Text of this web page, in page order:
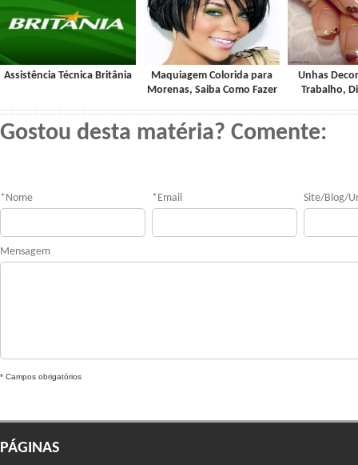
Assistência Técnica Britânia
Maquiagem Colorida para
Morenas, Saiba Como Fazer
Unhas
Trabalho,
Gostou desta matéria? Comente:
* Nome * Email Site/Blog/
Mensagem
* Campos obrigatórios
PÁGINAS